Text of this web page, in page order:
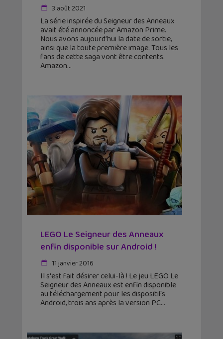
3 août 2021
La série inspirée du Seigneur des Anneaux
avait été annoncée par Amazon Prime.
Nous avons aujourd’hui la date de sortie,
ainsi que la toute première image. Tous les
fans de cette saga vont être contents.
Amazon
LEGO Le Seigneur des Anneaux
enfin disponible sur Android !
11 janvier 2016
Il s'est fait désirer celui-là ! Le jeu LEGO Le
Seigneur des Anneaux est enfin disponible
au téléchargement pour les dispositifs
Android, trois ans après la version PC